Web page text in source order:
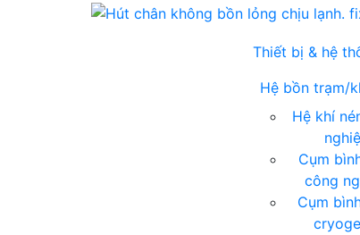
Thiết bị & hệ
Hệ bồn trạm/
Hệ khí
Cụm
công
Cụm